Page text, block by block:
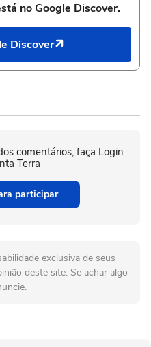
no Google Discover.
Discover
comentários, faça Login
Terra
participar
exclusiva de seus
deste site. Se achar algo